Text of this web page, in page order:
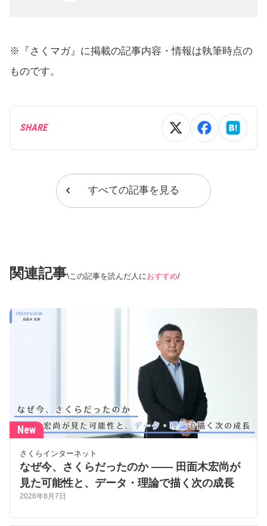
※『さくマガ』に掲載の記事内容・情報は執筆時点の
ものです。
SHARE
すべての記事を見る
関連記事 この記事を読んだ人に おすすめ
New
さくらインターネット
なぜ今、さくらだったのか —— 田面木宏尚が
見た可能性と、データ・理論で描く次の成長
2026年8月7日